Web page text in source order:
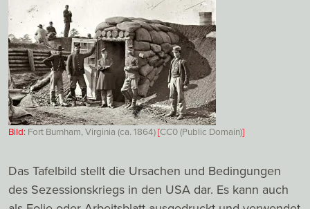
Bild: Fort Burnham, Virginia (ca. 1864)[CC0 (Public Domain)]
Das Tafelbild stellt die Ursachen und Bedingungen
des Sezessionskriegs in den USA dar. Es kann auch